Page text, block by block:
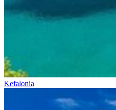
Kefalonia